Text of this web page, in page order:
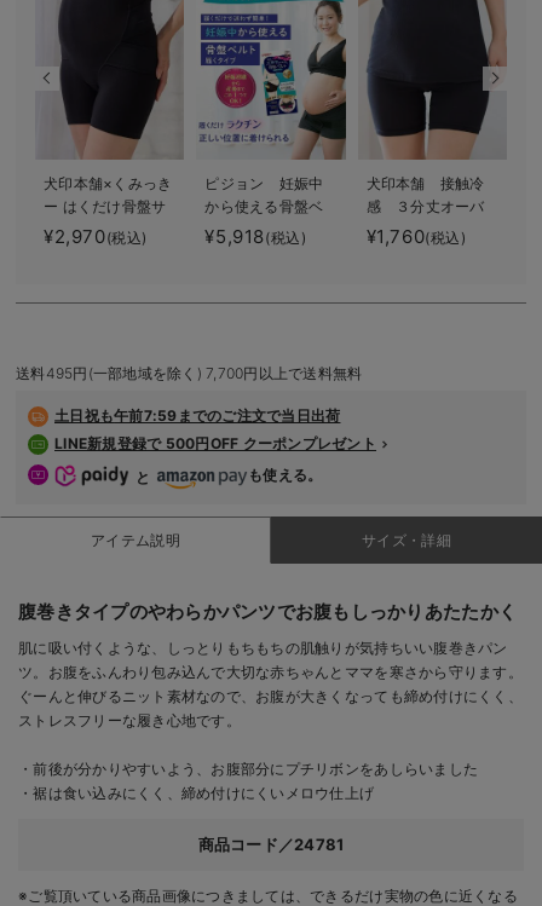
入院準備の持ち物チェック
犬印本舗×くみっき
ー はくだけ骨盤サ
ポート妊婦帯
¥2,970(税込)
ピジョン 妊娠中
から使える骨盤ベ
ルト 履くタイプ
¥5,918(税込)
犬印本舗 接触冷
感 ３分丈オーバ
ーパンツ
¥1,760(税込)
送料495円(一部地域を除く) 7,700円以上で送料無料
土日祝も午前7:59までのご注文で当日出荷
LINE新規登録で 500円OFF クーポンプレゼント
と
も使える。
アイテム説明 サイズ・詳細
腹巻きタイプのやわらかパンツでお腹もしっかりあたたかく
肌に吸い付くような、しっとりもちもちの肌触りが気持ちいい腹巻きパン
ツ。お腹をふんわり包み込んで大切な赤ちゃんとママを寒さから守ります。
ぐーんと伸びるニット素材なので、お腹が大きくなっても締め付けにくく、
ストレスフリーな履き心地です。
・前後が分かりやすいよう、お腹部分にプチリボンをあしらいました
・裾は食い込みにくく、締め付けにくいメロウ仕上げ
商品コード／24781
※ご覧頂いている商品画像につきましては、できるだけ実物の色に近くなる